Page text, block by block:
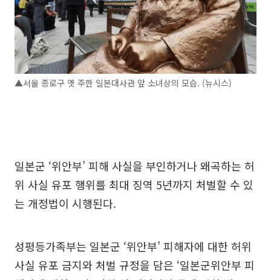
▲서울 종로구 옛 주한 일본대사관 앞 소녀상의 모습. (뉴시스)
일본군 ‘위안부’ 피해 사실을 부인하거나 왜곡하는 허
위 사실 유포 행위를 최대 징역 5년까지 처벌할 수 있
는 개정법이 시행된다.
성평등가족부는 일본군 ‘위안부’ 피해자에 대한 허위
사실 유포 금지와 처벌 규정을 담은 ‘일본군위안부 피